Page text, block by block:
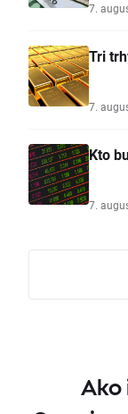
7.
Tri
7.
Kto
7.
Ako